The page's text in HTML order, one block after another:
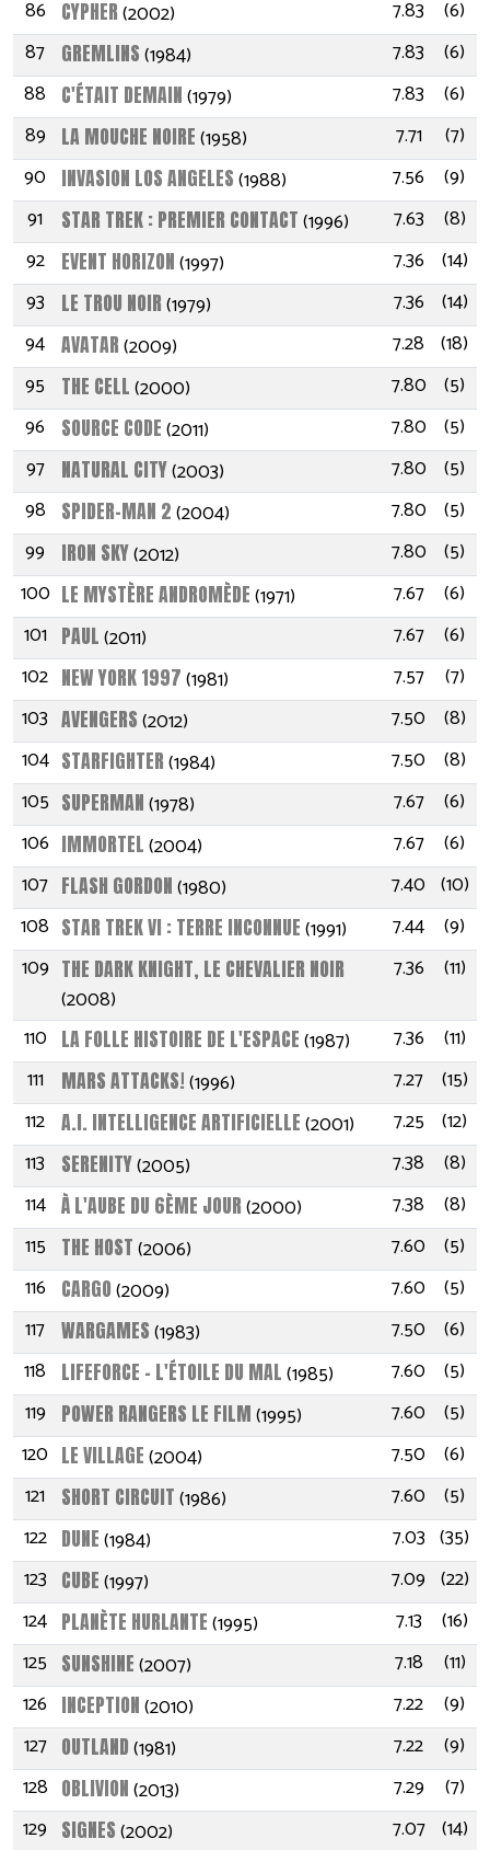
86 CYPHER(2002) 7.83
(6)
87 GREMLINS(1984) 7.83
(6)
88 C'ÉTAIT DEMAIN(1979) 7.83
(6)
89 LA MOUCHE NOIRE(1958) 7.71
(7)
90 INVASION LOS ANGELES(1988) 7.56
(9)
91
STAR TREK : PREMIER CONTACT(1996) 7.63
(8)
92
EVENT HORIZON(1997) 7.36 (14)
93
LE TROU NOIR(1979) 7.36 (14)
94 AVATAR(2009) 7.28 (18)
95
THE CELL(2000) 7.80 (5)
96
SOURCE CODE(2011) 7.80 (5)
97
NATURAL CITY(2003) 7.80 (5)
98 SPIDER-MAN 2(2004) 7.80 (5)
99
IRON SKY(2012) 7.80 (5)
100 LE MYSTÈRE ANDROMÈDE(1971) 7.67
(6)
101 PAUL(2011) 7.67
(6)
102 NEW YORK 1997(1981) 7.57
(7)
103 AVENGERS(2012) 7.50
(8)
104 STARFIGHTER(1984) 7.50
(8)
105 SUPERMAN(1978) 7.67
(6)
106 IMMORTEL(2004) 7.67
(6)
107 FLASH GORDON(1980) 7.40 (10)
108 STAR TREK VI : TERRE INCONNUE(1991) 7.44
(9)
109 THE DARK KNIGHT, LE CHEVALIER NOIR
(2008)
7.36 (11)
110 LA FOLLE HISTOIRE DE L'ESPACE(1987) 7.36
(11)
111
MARS ATTACKS!(1996) 7.27 (15)
112 A.I. INTELLIGENCE ARTIFICIELLE(2001) 7.25 (12)
113
SERENITY(2005) 7.38
(8)
114 À L'AUBE DU 6ÈME JOUR(2000) 7.38
(8)
115 THE HOST(2006) 7.60
(5)
116 CARGO(2009) 7.60
(5)
117 WARGAMES(1983) 7.50
(6)
118 LIFEFORCE - L'ÉTOILE DU MAL(1985) 7.60
(5)
119 POWER RANGERS LE FILM(1995) 7.60
(5)
120 LE VILLAGE(2004) 7.50
(6)
121 SHORT CIRCUIT(1986) 7.60
(5)
122 DUNE(1984) 7.03 (35)
123 CUBE(1997) 7.09 (22)
124 PLANÈTE HURLANTE(1995) 7.13
(16)
125 SUNSHINE(2007) 7.18
(11)
126 INCEPTION(2010) 7.22
(9)
127 OUTLAND(1981) 7.22
(9)
128 OBLIVION(2013) 7.29
(7)
129 SIGNES(2002) 7.07 (14)